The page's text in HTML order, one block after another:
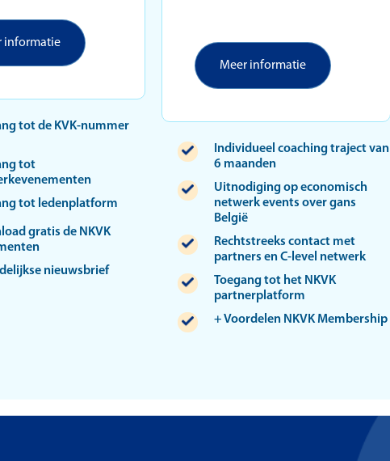
informatie
tot de KVK-nummer
tot
tot ledenplatform
gratis de NKVK
nieuwsbrief
Meer informatie
Individueel coaching traject van
6 maanden
Uitnodiging op economisch
netwerk events over gans
België
Rechtstreeks contact met
partners en C-level netwerk
Toegang tot het NKVK
partnerplatform
+ Voordelen NKVK Membership